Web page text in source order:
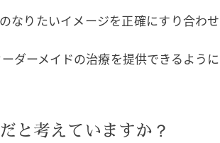
なりたいイメージを正確にすり合わせ
ダーメイドの治療を提供できるように
と考えていますか？